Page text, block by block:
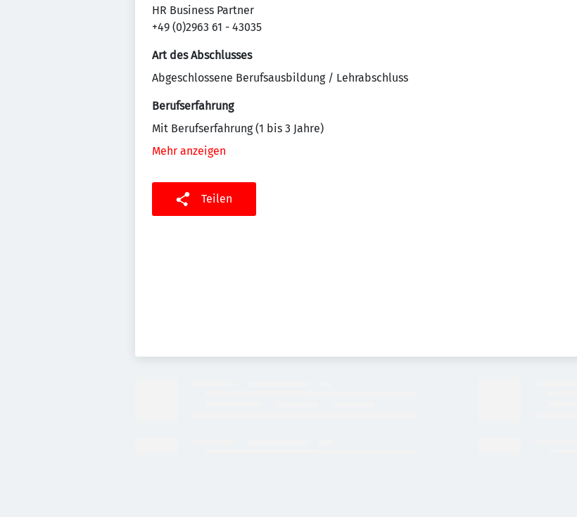
HR Business Partner
+49 (0)2963 61 - 43035
Art des Abschlusses
Abgeschlossene Berufsausbildung / Lehrabschluss
Berufserfahrung
Mit Berufserfahrung (1 bis 3 Jahre)
Mehr anzeigen
Teilen